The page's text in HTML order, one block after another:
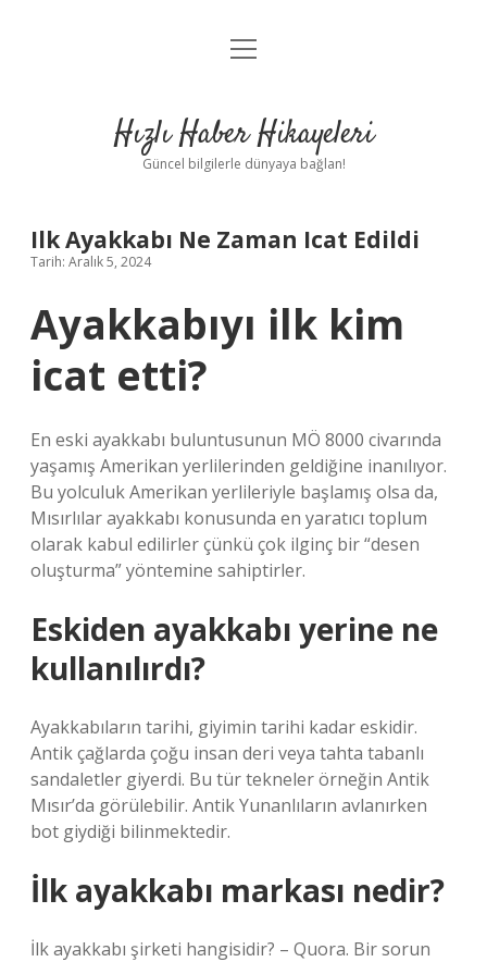
Anasayfa
Yasal Uyarı
menüyü
Hızlı Haber Hikayeleri
Güncel bilgilerle dünyaya bağlan!
Ilk Ayakkabı Ne Zaman Icat Edildi
Tarih: Aralık 5, 2024
Ayakkabıyı ilk kim
icat etti?
En eski ayakkabı buluntusunun MÖ 8000 civarında
yaşamış Amerikan yerlilerinden geldiğine inanılıyor.
Bu yolculuk Amerikan yerlileriyle başlamış olsa da,
Mısırlılar ayakkabı konusunda en yaratıcı toplum
olarak kabul edilirler çünkü çok ilginç bir “desen
oluşturma” yöntemine sahiptirler.
Eskiden ayakkabı yerine ne
kullanılırdı?
Ayakkabıların tarihi, giyimin tarihi kadar eskidir.
Antik çağlarda çoğu insan deri veya tahta tabanlı
sandaletler giyerdi. Bu tür tekneler örneğin Antik
Mısır’da görülebilir. Antik Yunanlıların avlanırken
bot giydiği bilinmektedir.
İlk ayakkabı markası nedir?
İlk ayakkabı şirketi hangisidir? – Quora. Bir sorun